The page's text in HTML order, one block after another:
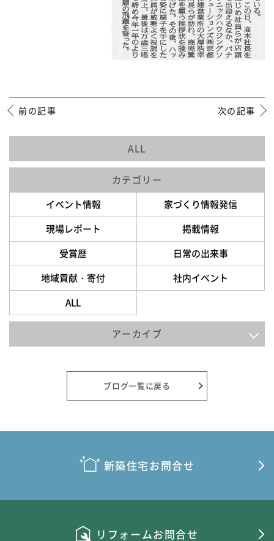
前の記事 次の記事
ALL
カテゴリー
イベント情報
家づくり情報発信
現場レポート
掲載情報
受賞歴
日常の出来事
地域貢献・寄付
社内イベント
ALL
アーカイブ
2026年7月
2026年5月
2026年4月
2026年1月
ブログ一覧に戻る
新築住宅お問合せ
リフォームお問合せ